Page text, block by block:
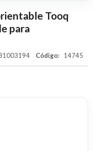
Tooq
para
Código: 14745